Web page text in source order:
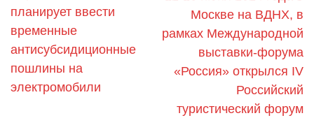
планирует ввести
временные
антисубсидиционные
пошлины на
электромобили
Москве на ВДНХ, в
рамках Международной
выставки-форума
«Россия» открылся IV
Российский
туристический форум